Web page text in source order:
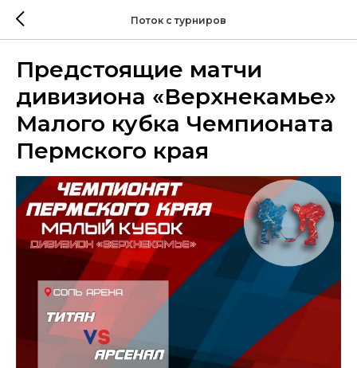
Поток с турниров
Предстоящие матчи
дивизиона «Верхнекамье»
Малого кубка Чемпионата
Пермского края